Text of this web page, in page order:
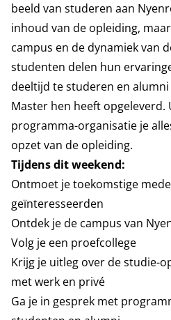
beeld van studeren aan
inhoud van de opleiding,
campus en de dynamiek van
studenten delen hun
deeltijd te studeren en
Master hen heeft
programma-organisatie je
opzet van de opleiding.
Tijdens dit weekend:
Ontmoet je toekomstige
geïnteresseerden
Ontdek je de campus van
Volg je een proefcollege
Krijg je uitleg over de studie-
met werk en privé
Ga je in gesprek met